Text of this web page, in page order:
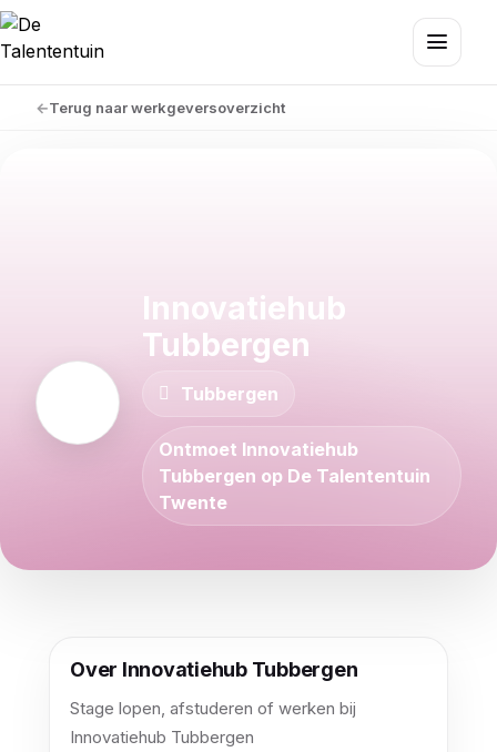
Terug naar werkgeversoverzicht
Innovatiehub
Tubbergen
Tubbergen
Ontmoet Innovatiehub
Tubbergen op De Talententuin
Twente
Over Innovatiehub Tubbergen
Stage lopen, afstuderen of werken bij
Innovatiehub Tubbergen